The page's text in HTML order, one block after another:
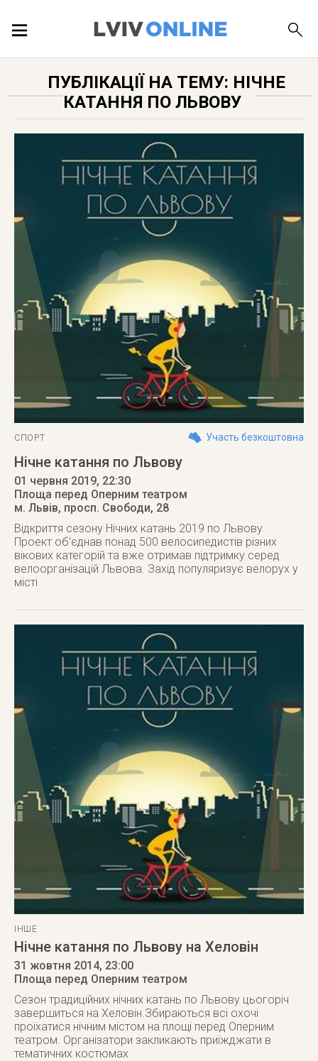
ЛОКАЦІЇ
ПУБЛІКАЦІЇ
ДОВІДКА
ПУБЛІКАЦІЇ НА ТЕМУ: НІЧНЕ
КАТАННЯ ПО ЛЬВОВУ
СПОРТ Участь безкоштовна
Нічне катання по Львову
01 червня 2019, 22:30
Площа перед Оперним театром
м. Львів, просп. Свободи, 28
Відкриття сезону Нічних катань 2019 по Львову.
Проект об’єднав понад 500 велосипедистів різних
вікових категорій та вже отримав підтримку серед
велоорганізацій Львова. Захід популяризує велорух у
місті
ІНШЕ
Нічне катання по Львову на Хеловін
31 жовтня 2014, 23:00
Площа перед Оперним театром
Сезон традиційних нічних катань по Львову цьогоріч
завершиться на Хеловін.Збираються всі охочі
проїхатися нічним містом на площі перед Оперним
театром. Організатори закликають приїжджати в
тематичних костюмах